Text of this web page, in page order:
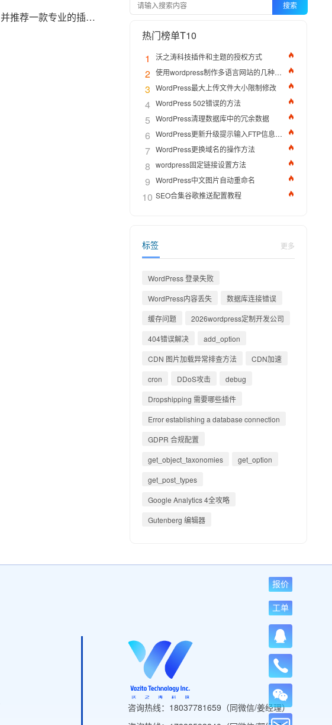
​针对这个问题，本文将详细介绍如何解决WordPress插件无法自动升级的方法，并推荐一款专业的插件管理工具，帮助用户更方便地进行插件的升级和管理。
搜索
热门榜单T10
1
沃之涛科技插件和主题的授权方式
2 使用wordpress制作多语言网站的几种方法
3 WordPress最大上传文件大小限制修改
4 WordPress 502错误的方法
5 WordPress清理数据库中的冗余数据
6 WordPress更新升级提示输入FTP信息的解决办法
7 WordPress更换域名的操作方法
8 wordpress固定链接设置方法
9 WordPress中文图片自动重命名
10 SEO合集谷歌推送配置教程
标签 更多
WordPress 登录失败
WordPress内容丢失
数据库连接错误
缓存问题
2026wordpress定制开发公司
404错误解决
add_option
CDN 图片加载异常排查方法
CDN加速
cron
DDoS攻击
debug
Dropshipping 需要哪些插件
Error establishing a database connection
GDPR 合规配置
get_object_taxonomies
get_option
get_post_types
Google Analytics 4全攻略
Gutenberg 编辑器
咨询热线：18037781659（同微信/姜经理）
报价
工单